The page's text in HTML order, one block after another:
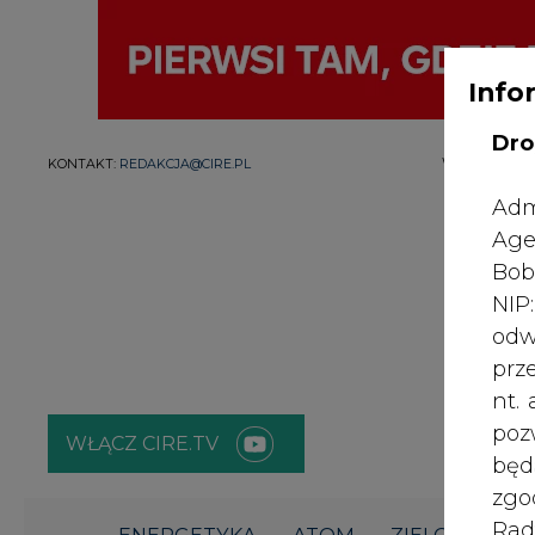
KONTAKT: REDAKCJA@CIRE.PL WYDAWCA
WŁĄCZ CIRE.TV
nt.